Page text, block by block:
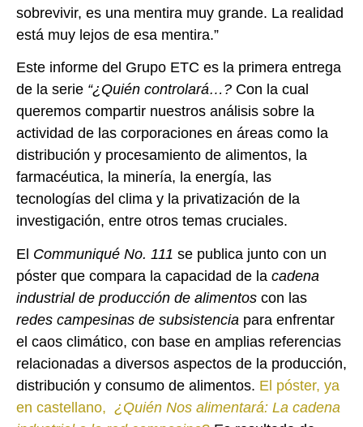
sobrevivir, es una mentira muy grande. La realidad
está muy lejos de esa mentira.”
Este informe del Grupo ETC es la primera entrega
de la serie “¿Quién controlará…? Con la cual
queremos compartir nuestros análisis sobre la
actividad de las corporaciones en áreas como la
distribución y procesamiento de alimentos, la
farmacéutica, la minería, la energía, las
tecnologías del clima y la privatización de la
investigación, entre otros temas cruciales.
El Communiqué No. 111 se publica junto con un
póster que compara la capacidad de la cadena
industrial de producción de alimentos con las
redes campesinas de subsistencia para enfrentar
el caos climático, con base en amplias referencias
relacionadas a diversos aspectos de la producción,
distribución y consumo de alimentos. El póster, ya
en castellano, ¿Quién Nos alimentará: La cadena